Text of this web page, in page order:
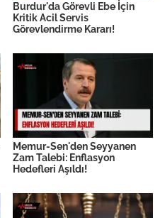
Burdur'da Görevli Ebe İçin
Kritik Acil Servis
Görevlendirme Kararı!
Memur-Sen'den Seyyanen
Zam Talebi: Enflasyon
Hedefleri Aşıldı!